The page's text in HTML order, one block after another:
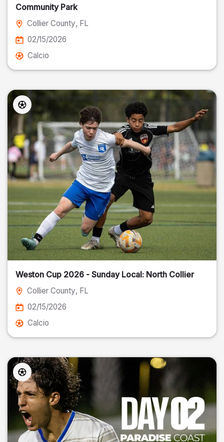
Community Park
Collier County, FL
02/15/2026
Calcio
Weston Cup 2026 - Sunday Local: North Collier
Collier County, FL
02/15/2026
Calcio